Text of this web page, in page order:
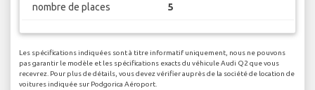
nombre de places 5
Les spécifications indiquées sont à titre informatif uniquement, nous ne pouvons
pas garantir le modèle et les spécifications exacts du véhicule Audi Q2 que vous
recevrez. Pour plus de détails, vous devez vérifier auprès de la société de location de
voitures indiquée sur Podgorica Aéroport.